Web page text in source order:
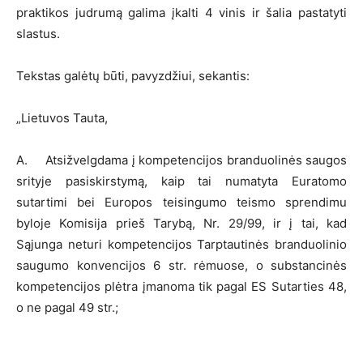
praktikos judrumą galima įkalti 4 vinis ir šalia pastatyti
slastus.
Tekstas galėtų būti, pavyzdžiui, sekantis:
„Lietuvos Tauta,
A. Atsižvelgdama į kompetencijos branduolinės saugos
srityje pasiskirstymą, kaip tai numatyta Euratomo
sutartimi bei Europos teisingumo teismo sprendimu
byloje Komisija prieš Tarybą, Nr. 29/99, ir į tai, kad
Sąjunga neturi kompetencijos Tarptautinės branduolinio
saugumo konvencijos 6 str. rėmuose, o substancinės
kompetencijos plėtra įmanoma tik pagal ES Sutarties 48,
o ne pagal 49 str.;